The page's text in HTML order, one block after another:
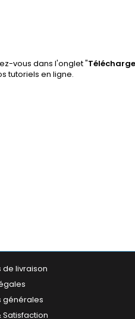
vous dans l'onglet "
tutoriels en ligne.
de livraison
générales
Satisfaction